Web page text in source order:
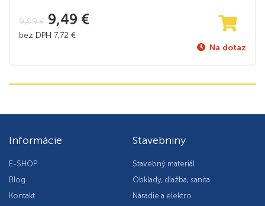
9,99€ 9,49 €
bez DPH 7,72 €
Na dotaz
Informácie
E-SHOP
Blog
Kontakt
Stavebniny
Stavebný materiál
Obklady, dlažba, sanita
Náradie a elektro